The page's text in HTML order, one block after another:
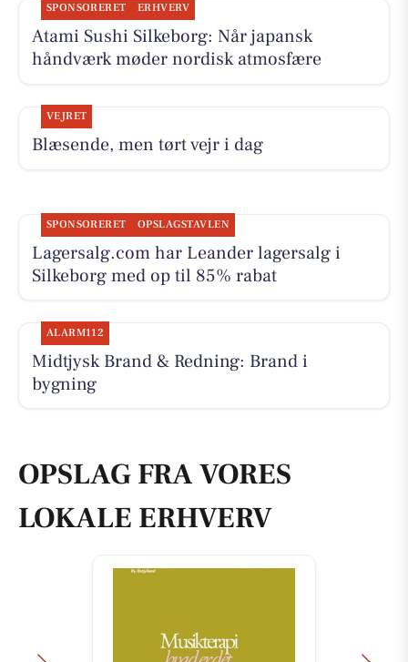
SPONSORERET ERHVERV
Atami Sushi Silkeborg: Når japansk
håndværk møder nordisk atmosfære
VEJRET
Blæsende, men tørt vejr i dag
SPONSORERET OPSLAGSTAVLEN
Lagersalg.com har Leander lagersalg i
Silkeborg med op til 85% rabat
ALARM112
Midtjysk Brand & Redning: Brand i
bygning
OPSLAG FRA VORES
LOKALE ERHVERV